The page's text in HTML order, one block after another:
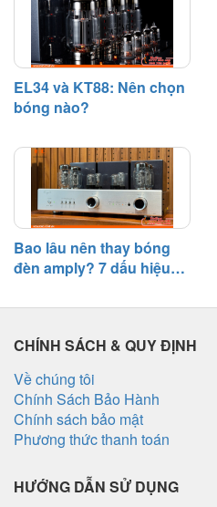
EL34 và KT88: Nên chọn
bóng nào?
Bao lâu nên thay bóng
đèn amply? 7 dấu hiệu
CHÍNH SÁCH & QUY ĐỊNH
Về chúng tôi
Chính Sách Bảo Hành
Chính sách bảo mật
Phương thức thanh toán
HƯỚNG DẪN SỬ DỤNG